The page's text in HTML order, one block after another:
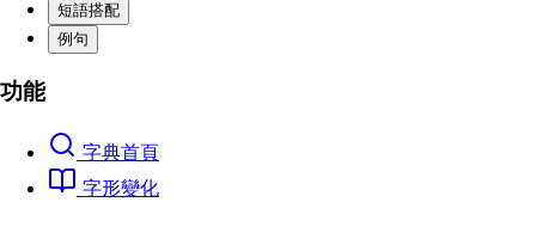
短語搭配
例句
功能
字典首頁
字形變化